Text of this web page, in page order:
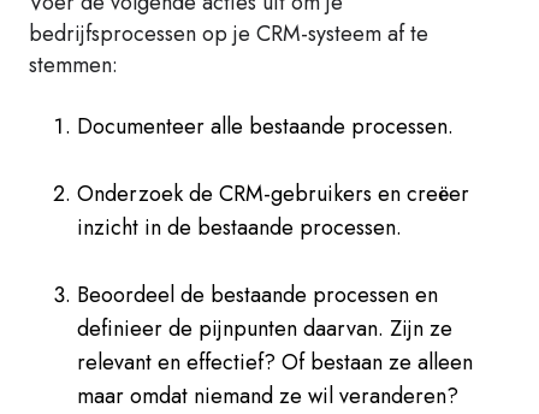
bedrijfsprocessen op je CRM-systeem af te
stemmen:
Documenteer alle bestaande processen.
Onderzoek de CRM-gebruikers en creëer
inzicht in de bestaande processen.
Beoordeel de bestaande processen en
definieer de pijnpunten daarvan. Zijn ze
relevant en effectief? Of bestaan ze alleen
maar omdat niemand ze wil veranderen?